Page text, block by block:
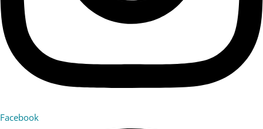
Facebook